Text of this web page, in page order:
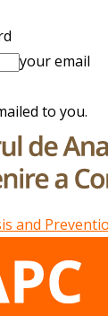
your email
to you.
and